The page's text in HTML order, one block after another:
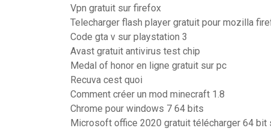
Vpn gratuit sur firefox
Telecharger flash player gratuit pour mozilla
Code gta v sur playstation 3
Avast gratuit antivirus test chip
Medal of honor en ligne gratuit sur pc
Recuva cest quoi
Comment créer un mod minecraft 1.8
Chrome pour windows 7 64 bits
Microsoft office 2020 gratuit télécharger 64 bit